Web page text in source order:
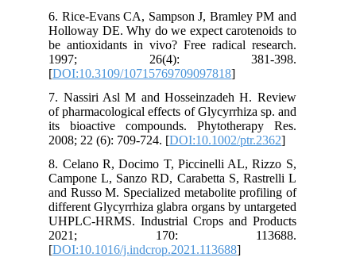
6. Rice-Evans CA, Sampson J, Bramley PM and
Holloway DE. Why do we expect carotenoids to
be antioxidants in vivo? Free radical research.
1997; 26(4): 381-398.
[DOI:10.3109/10715769709097818
7. Nassiri Asl M and Hosseinzadeh H. Review
of pharmacological effects of Glycyrrhiza sp. and
its bioactive compounds. Phytotherapy Res.
2008; 22 (6): 709-724. [DOI:10.1002/ptr.2362
8. Celano R, Docimo T, Piccinelli AL, Rizzo S,
Campone L, Sanzo RD, Carabetta S, Rastrelli L
and Russo M. Specialized metabolite profiling of
different Glycyrrhiza glabra organs by untargeted
UHPLC-HRMS. Industrial Crops and Products
2021; 170: 113688.
[DOI:10.1016/j.indcrop.2021.113688